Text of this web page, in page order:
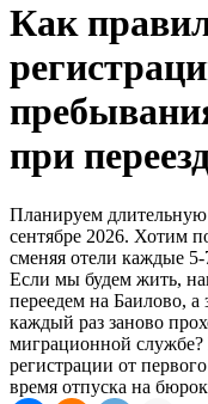
Как
при
Планируем длительную
сентябре 2026. Хотим
сменяя отели каждые
Если мы будем жить,
переедем на Баилово,
каждый раз заново
миграционной
регистрации от
время отпуска на